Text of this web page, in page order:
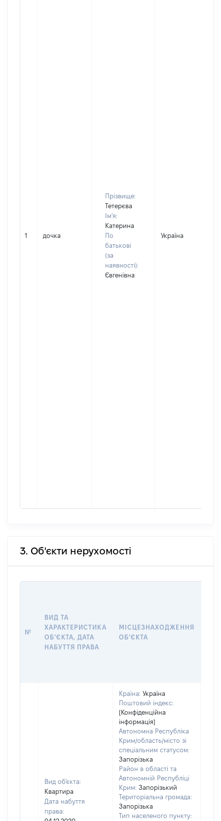
1 дочка
Прізвище:
Тетерєва
Ім'я:
Катерина
По
батькові
(за
наявності):
Євгенівна
Україна
3. Об'єкти нерухомості
№
ВИД ТА
ХАРАКТЕРИСТИКА
ОБʼЄКТА, ДАТА
НАБУТТЯ ПРАВА
МІСЦЕЗНАХОДЖЕННЯ
ОБʼЄКТА
Вид об'єкта:
Квартира
Дата набуття
права:
Країна: Україна
Поштовий індекс:
[Конфіденційна
інформація]
Автономна Республіка
Крим/область/місто зі
спеціальним статусом:
Запорізька
Район в області та
Автономній Республіці
Крим: Запорізький
Територіальна громада:
Запорізька
Тип населеного пункту: